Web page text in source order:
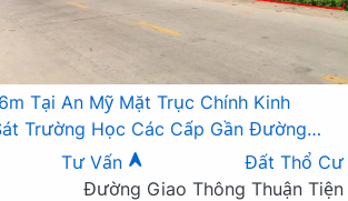
Tại An Mỹ Mặt Trục Chính Kinh
Trường Học Các Cấp Gần Đường
Tư Vấn
Đất Thổ Cư
Đường Giao Thông Thuận Tiện